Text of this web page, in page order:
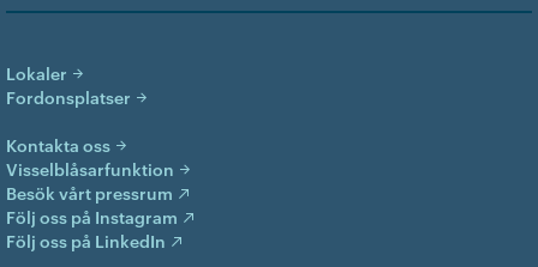
Lokaler
Fordonsplatser
Kontakta oss
Visselblåsarfunktion
Besök vårt pressrum
Följ oss på Instagram
Följ oss på LinkedIn